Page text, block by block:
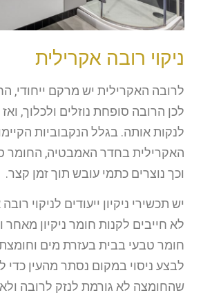
ניקוי רובה אקרילית
לרובה האקרילית יש מרקם ייחודי,
לכן הרובה סופחת נוזלים ולכלוך,
לנקות אותה. בגלל הנקבוביות
האקרילית בחדר האמבטיה, החומר
וכך נוצרים כתמי עובש תוך זמן קצר.
יש תכשירי ניקיון ייעודים לניקוי
לא חייבים לקנות חומר ניקיון מאחר
חומר טבעי בבית בעזרת מים
לבצע ניסוי במקום נסתר מהעין כדי
שהחומצה לא גורמת לנזק לרובה